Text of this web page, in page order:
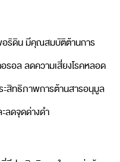
อริดิน มีคุณสมบัติต้านการ
รอล ลดความเสี่ยงโรคหลอด
ะสิทธิภาพการต้านสารอนุมูล
ลดจุดด่างดำ